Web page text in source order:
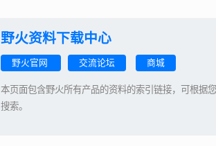
野火资料下载中心
野火官网 交流论坛 商城
本页面包含野火所有产品的资料的索引链接，可根据
搜索。